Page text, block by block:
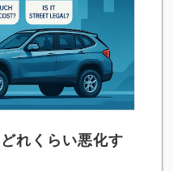
れくらい悪化す